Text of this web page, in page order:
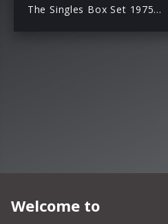
The Singles Box Set 1975–1986